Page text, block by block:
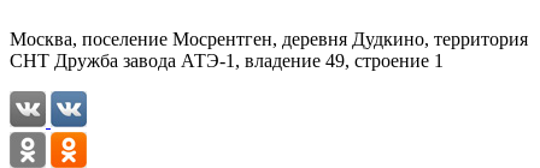
Москва, поселение Мосрентген, деревня Дудкино, территория
СНТ Дружба завода АТЭ-1, владение 49, строение 1